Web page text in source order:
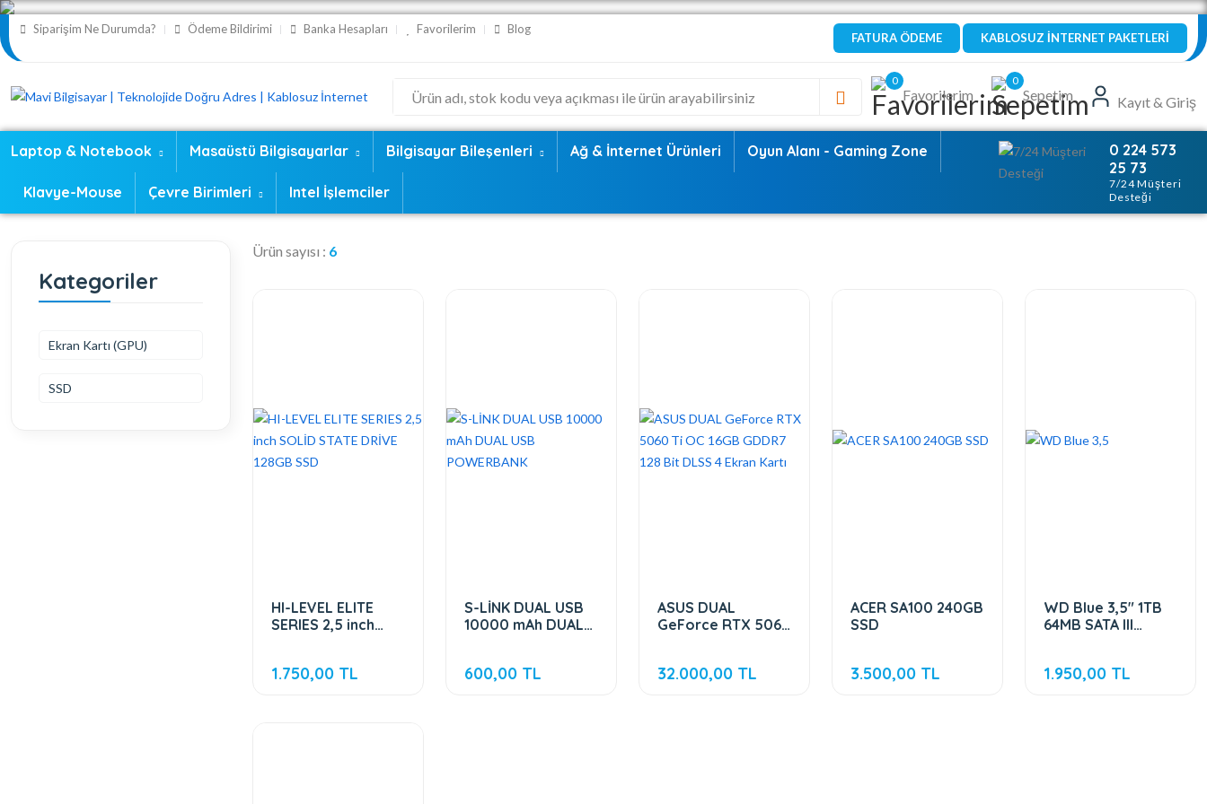
Siparişim Ne Durumda? Ödeme Bildirimi Banka Hesapları Favorilerim Blog
FATURA ÖDEME KABLOSUZ İNTERNET PAKETLERİ
0
Favorilerim
0
Sepetim Kayıt & Giriş
Laptop & Notebook Masaüstü Bilgisayarlar Bilgisayar Bileşenleri Ağ & İnternet Ürünleri Oyun Alanı - Gaming Zone
Klavye-Mouse Çevre Birimleri Intel İşlemciler
0 224 573
25 73
7/24 Müşteri
Desteği
Kategoriler
Ekran Kartı (GPU)
SSD
Ürün sayısı : 6
HI-LEVEL ELITE
SERIES 2,5 inch
1.750,00 TL
S-LİNK DUAL USB
10000 mAh DUAL
600,00 TL
ASUS DUAL
GeForce RTX 5060
Ekran Kartı
32.000,00 TL
ACER SA100 240GB
SSD
3.500,00 TL
WD Blue 3,5" 1TB
64MB SATA III
1.950,00 TL